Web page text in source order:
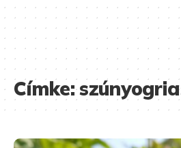
Címke: